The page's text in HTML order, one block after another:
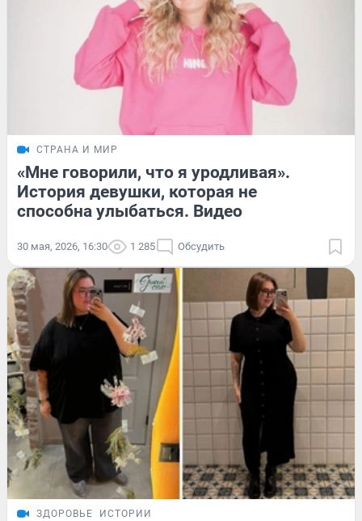
СТРАНА И МИР
«Мне говорили, что я уродливая».
История девушки, которая не
способна улыбаться. Видео
30 мая, 2026, 16:30 1 285 Обсудить
ЗДОРОВЬЕ ИСТОРИИ